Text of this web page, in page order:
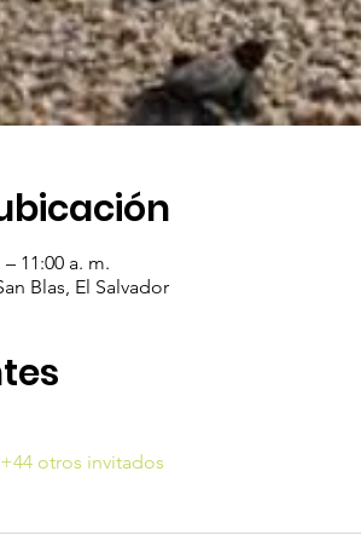
11:00 a. m.
Blas, El Salvador
+44 otros invitados